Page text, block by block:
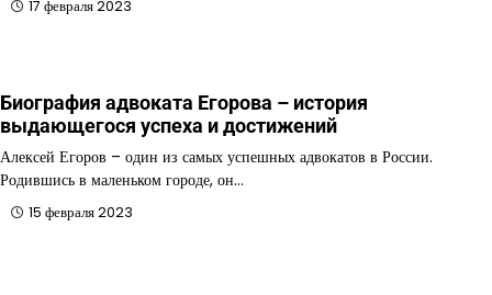
17 февраля 2023
Биография адвоката Егорова – история
выдающегося успеха и достижений
Алексей Егоров – один из самых успешных адвокатов в России.
Родившись в маленьком городе, он…
15 февраля 2023